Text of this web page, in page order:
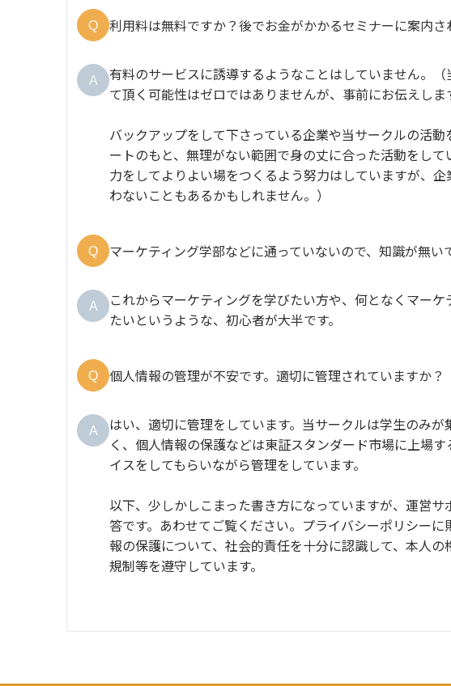
Q 利用料は無料ですか？後でお金がかかるセミナーに案内さ
A
有料のサービスに誘導するようなことはしていません。
て頂く可能性はゼロではありませんが、事前にお伝えしま
バックアップをして下さっている企業や当サークルの活
ートのもと、無理がない範囲で身の丈に合った活動をし
力をしてよりよい場をつくるよう努力はしていますが、
わないこともあるかもしれません。）
Q マーケティング学部などに通っていないので、知識が無い
A
これからマーケティングを学びたい方や、何となくマー
たいというような、初心者が大半です。
Q 個人情報の管理が不安です。適切に管理されていますか？
A
はい、適切に管理をしています。当サークルは学生のみ
く、個人情報の保護などは東証スタンダード市場に上場
イスをしてもらいながら管理をしています。
以下、少しかしこまった書き方になっていますが、運営
答です。あわせてご覧ください。プライバシーポリシー
報の保護について、社会的責任を十分に認識して、本人
規制等を遵守しています。